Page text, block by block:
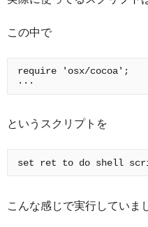
この中で
require 'osx/cocoa';
というスクリプトを
こんな感じで実行していま